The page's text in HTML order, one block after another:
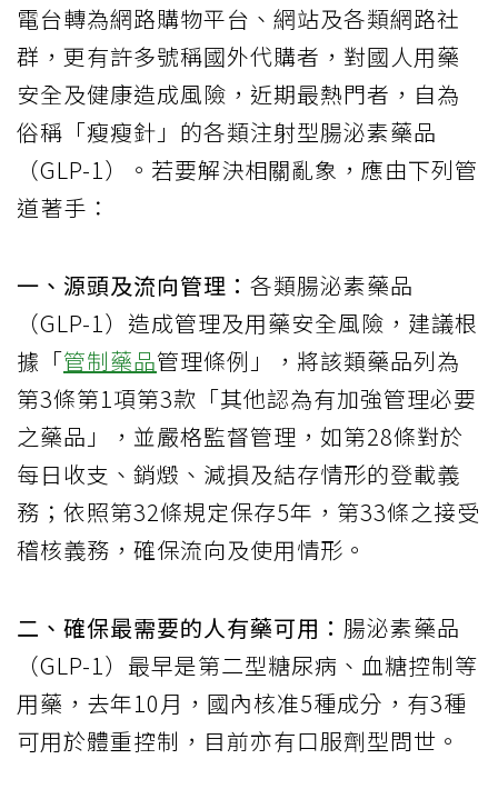
電台轉為網路購物平台、網站及各類網路社
群，更有許多號稱國外代購者，對國人用藥
安全及健康造成風險，近期最熱門者，自為
俗稱「瘦瘦針」的各類注射型腸泌素藥品
（GLP-1）。若要解決相關亂象，應由下列管
道著手：
一、源頭及流向管理： 各類腸泌素藥品
（GLP-1）造成管理及用藥安全風險，建議根
據「管制藥品管理條例」，將該類藥品列為
第3條第1項第3款「其他認為有加強管理必要
之藥品」，並嚴格監督管理，如第28條對於
每日收支、銷燬、減損及結存情形的登載義
務；依照第32條規定保存5年，第33條之接受
稽核義務，確保流向及使用情形。
二、確保最需要的人有藥可用： 腸泌素藥品
（GLP-1）最早是第二型糖尿病、血糖控制等
用藥，去年10月，國內核准5種成分，有3種
可用於體重控制，目前亦有口服劑型問世。